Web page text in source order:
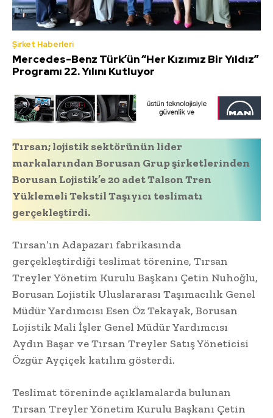
Şirket Haberleri
Mercedes-Benz Türk’ün “Her Kızımız Bir Yıldız”
Programı 22. Yılını Kutluyor
Tırsan; lojistik sektörünün lider
markalarından Borusan Grup şirketlerinden
Borusan Lojistik’e 20 adet Talson Tren
Yüklemeli Tekstil Taşıyıcı teslimatı
gerçekleştirdi.
Tırsan’ın Adapazarı fabrikasında
gerçekleştirdiği teslimat törenine, Tırsan
Treyler Yönetim Kurulu Başkanı Çetin Nuhoğlu,
Borusan Lojistik Uluslararası Taşımacılık Genel
Müdür Yardımcısı Esen Öz Tekayak, Borusan
Lojistik Mali İşler Genel Müdür Yardımcısı
Aydın Başar ve Tırsan Treyler Satış Yöneticisi
Özgür Ayçiçek katılım gösterdi.
Teslimat töreninde açıklamalarda bulunan
Tırsan Treyler Yönetim Kurulu Başkanı Çetin